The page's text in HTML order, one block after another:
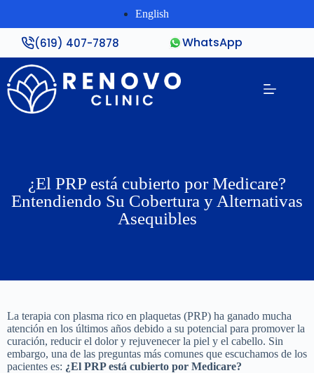
English
(619) 407-7878 WhatsApp
¿El PRP está cubierto por Medicare?
Entendiendo Su Cobertura y Alternativas
Asequibles
La terapia con plasma rico en plaquetas (PRP) ha ganado mucha
atención en los últimos años debido a su potencial para promover la
curación, reducir el dolor y rejuvenecer la piel y el cabello. Sin
embargo, una de las preguntas más comunes que escuchamos de los
pacientes es: ¿El PRP está cubierto por Medicare?